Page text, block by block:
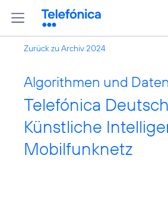
Zurück zu Archiv 2024
Algorithmen und
Telefónica
Künstliche
Mobilfunknetz